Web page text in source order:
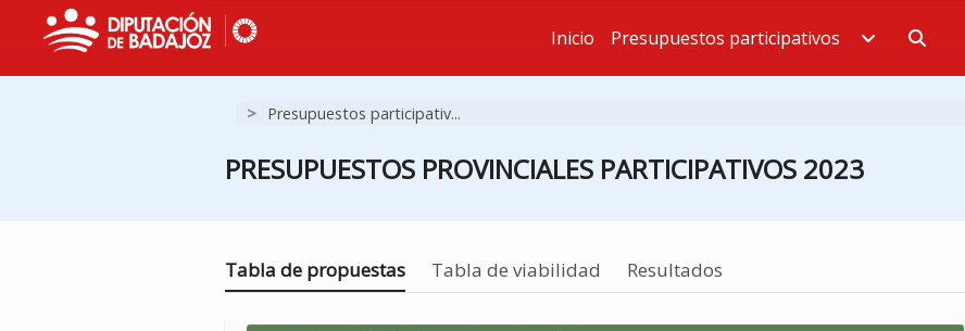
Estás en
Inicio Presupuestos participativos
> Presupuestos participativ...
PRESUPUESTOS PROVINCIALES PARTICIPATIVOS 2023
Estás en
Tabla de propuestas Tabla de viabilidad Resultados